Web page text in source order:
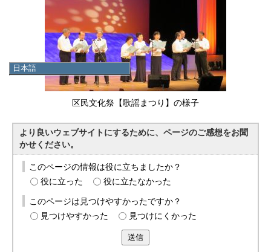
日本語
繁體中文
区民文化祭【歌謡まつり】の様子
より良いウェブサイトにするために、ページのご感想をお聞
かせください。
このページの情報は役に立ちましたか？
役に立った
役に立たなかった
このページは見つけやすかったですか？
見つけやすかった
見つけにくかった
送信